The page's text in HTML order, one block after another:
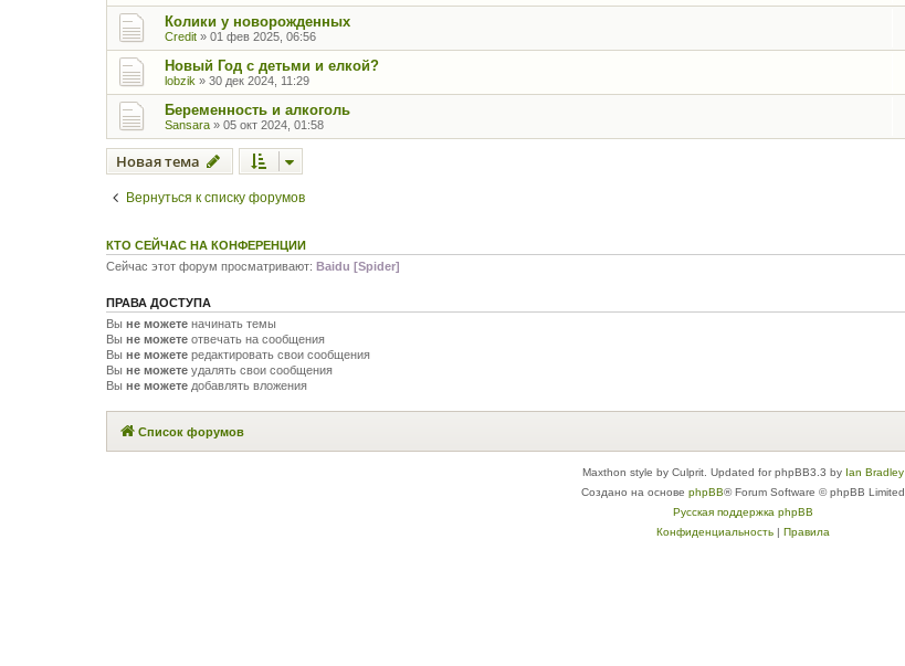
Колики у новорожденных
Credit » 01 фев 2025, 06:56
Новый Год с детьми и елкой?
lobzik » 30 дек 2024, 11:29
Беременность и алкоголь
Sansara » 05 окт 2024, 01:58
Новая тема
Вернуться к списку форумов
КТО СЕЙЧАС НА КОНФЕРЕНЦИИ
Сейчас этот форум просматривают: Baidu [Spider]
ПРАВА ДОСТУПА
Вы не можете начинать темы
Вы не можете отвечать на сообщения
Вы не можете редактировать свои сообщения
Вы не можете удалять свои сообщения
Вы не можете добавлять вложения
Список форумов
Maxthon style by Culprit. Updated for phpBB3.3 by Ian Bradley
Создано на основе phpBB® Forum Software © phpBB Limited
Русская поддержка phpBB
Конфиденциальность| Правила